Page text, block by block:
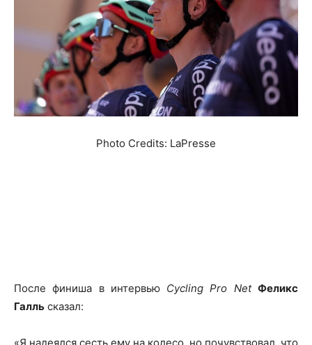
Photo Credits: LaPresse
После финиша в интервью Cycling Pro Net Феликс
Галль сказал: